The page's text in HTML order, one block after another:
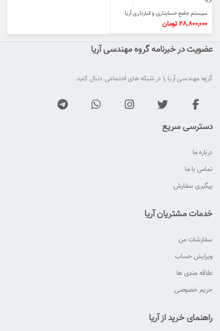
سیستم جامع حسابداری و انبارداری آریا
28,800,000 تومان
عضویت در خبرنامه گروه مهندسی آریا
گروه مهندسی آریا را در شبکه های اجتماعی دنبال کنید.
دسترسی سریع
درباره ما
تماس با ما
پیگیری سفارش
خدمات مشتریان آریا
سفارشات من
ویرایش حساب
علاقه مندی ها
حریم خصوصی
راهنمای خرید از آریا